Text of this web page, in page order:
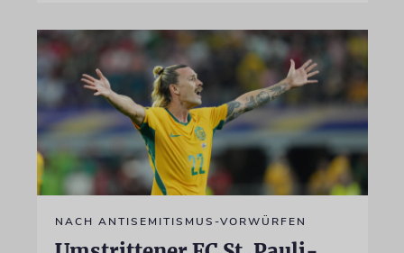
NACH ANTISEMITISMUS-VORWÜRFEN